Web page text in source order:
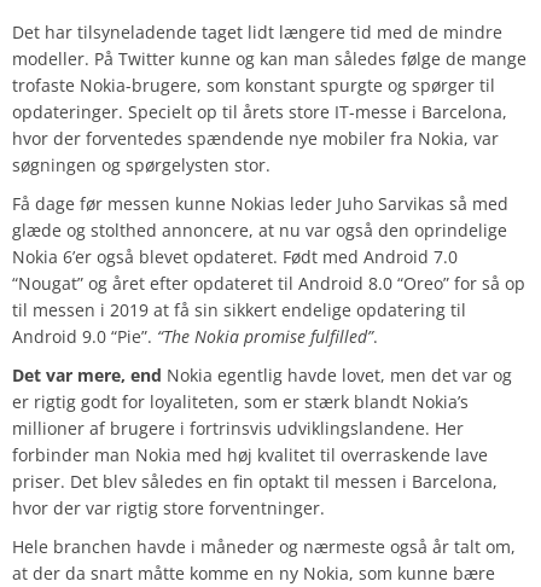
Det har tilsyneladende taget lidt længere tid med de mindre
modeller. På Twitter kunne og kan man således følge de mange
trofaste Nokia-brugere, som konstant spurgte og spørger til
opdateringer. Specielt op til årets store IT-messe i Barcelona,
hvor der forventedes spændende nye mobiler fra Nokia, var
søgningen og spørgelysten stor.
Få dage før messen kunne Nokias leder Juho Sarvikas så med
glæde og stolthed annoncere, at nu var også den oprindelige
Nokia 6’er også blevet opdateret. Født med Android 7.0
“Nougat” og året efter opdateret til Android 8.0 “Oreo” for så op
til messen i 2019 at få sin sikkert endelige opdatering til
Android 9.0 “Pie”. “The Nokia promise fulfilled”.
Det var mere, end Nokia egentlig havde lovet, men det var og
er rigtig godt for loyaliteten, som er stærk blandt Nokia’s
millioner af brugere i fortrinsvis udviklingslandene. Her
forbinder man Nokia med høj kvalitet til overraskende lave
priser. Det blev således en fin optakt til messen i Barcelona,
hvor der var rigtig store forventninger.
Hele branchen havde i måneder og nærmeste også år talt om,
at der da snart måtte komme en ny Nokia, som kunne bære